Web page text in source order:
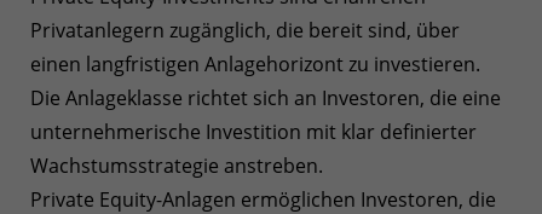
Privatanlegern zugänglich, die bereit sind, über
einen langfristigen Anlagehorizont zu investieren.
Die Anlageklasse richtet sich an Investoren, die eine
unternehmerische Investition mit klar definierter
Wachstumsstrategie anstreben.
Private Equity-Anlagen ermöglichen Investoren, die